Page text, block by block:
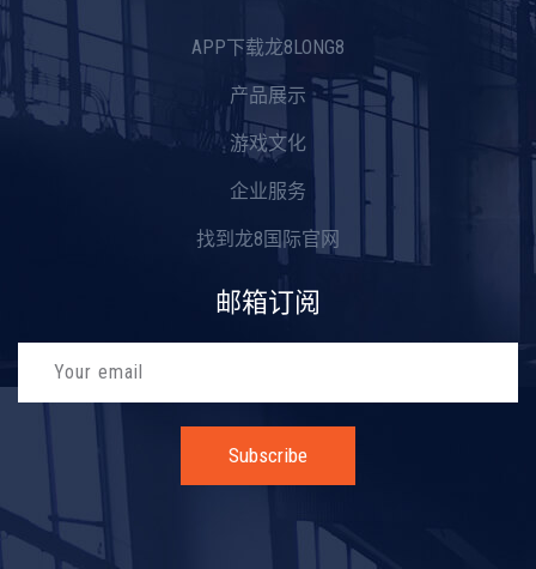
APP下载龙8LONG8
产品展示
游戏文化
企业服务
找到龙8国际官网
邮箱订阅
Subscribe